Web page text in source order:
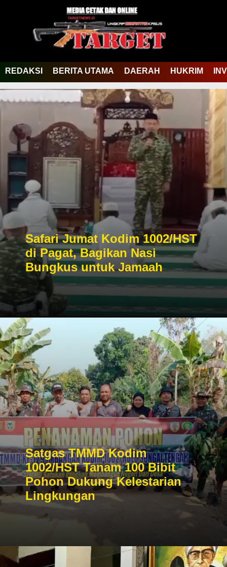
REDAKSI BERITA UTAMA DAERAH HUKRIM
Safari Jumat Kodim 1002/HST
di Pagat, Bagikan Nasi
Bungkus untuk Jamaah
Satgas TMMD Kodim
1002/HST Tanam 100 Bibit
Pohon Dukung Kelestarian
Lingkungan